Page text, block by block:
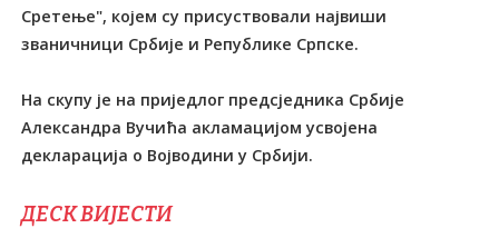
Сретење", којем су присуствовали највиши
званичници Србије и Републике Српске.
На скупу је на приједлог предсједника Србије
Александра Вучића акламацијом усвојена
декларација о Војводини у Србији.
ДЕСК ВИЈЕСТИ